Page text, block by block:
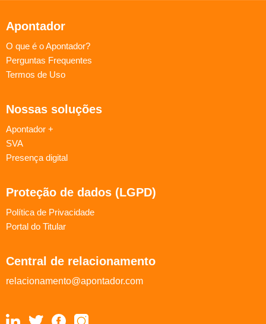
Apontador
O que é o Apontador?
Perguntas Frequentes
Termos de Uso
Nossas soluções
Apontador +
SVA
Presença digital
Proteção de dados (LGPD)
Política de Privacidade
Portal do Titular
Central de relacionamento
relacionamento@apontador.com